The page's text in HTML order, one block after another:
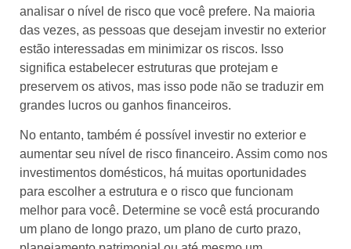
analisar o nível de risco que você prefere. Na maioria
das vezes, as pessoas que desejam investir no exterior
estão interessadas em minimizar os riscos. Isso
significa estabelecer estruturas que protejam e
preservem os ativos, mas isso pode não se traduzir em
grandes lucros ou ganhos financeiros.
No entanto, também é possível investir no exterior e
aumentar seu nível de risco financeiro. Assim como nos
investimentos domésticos, há muitas oportunidades
para escolher a estrutura e o risco que funcionam
melhor para você. Determine se você está procurando
um plano de longo prazo, um plano de curto prazo,